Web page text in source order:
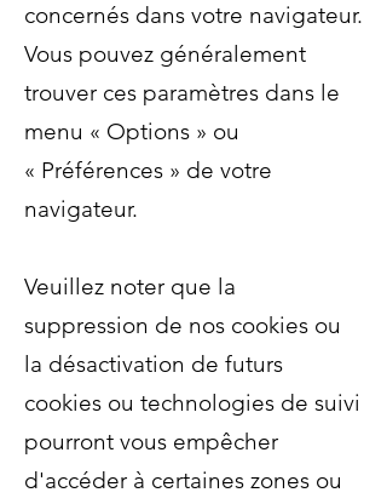
concernés dans votre navigateur.
Vous pouvez généralement
trouver ces paramètres dans le
menu « Options » ou
« Préférences » de votre
navigateur.
Veuillez noter que la
suppression de nos cookies ou
la désactivation de futurs
cookies ou technologies de suivi
pourront vous empêcher
d'accéder à certaines zones ou